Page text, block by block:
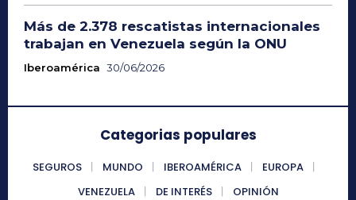
Más de 2.378 rescatistas internacionales
trabajan en Venezuela según la ONU
Iberoamérica 30/06/2026
Categorias populares
SEGUROS MUNDO IBEROAMÉRICA
EUROPA
VENEZUELA
DE INTERÉS OPINIÓN